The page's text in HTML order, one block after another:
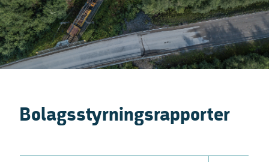
Bolagsstyrningsrapporter